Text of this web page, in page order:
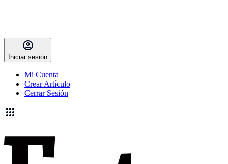
Iniciar sesión
Mi Cuenta
Crear Artículo
Cerrar Sesión